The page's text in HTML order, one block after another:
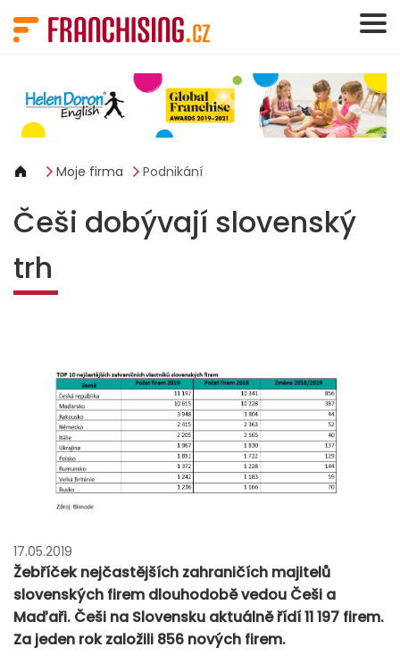
Moje firma Podnikání
Češi dobývají slovenský
trh
17.05.2019
Žebříček nejčastějších zahraničích majitelů
slovenských firem dlouhodobě vedou Češi a
Maďaři. Češi na Slovensku aktuálně řídí 11 197 firem.
Za jeden rok založili 856 nových firem.